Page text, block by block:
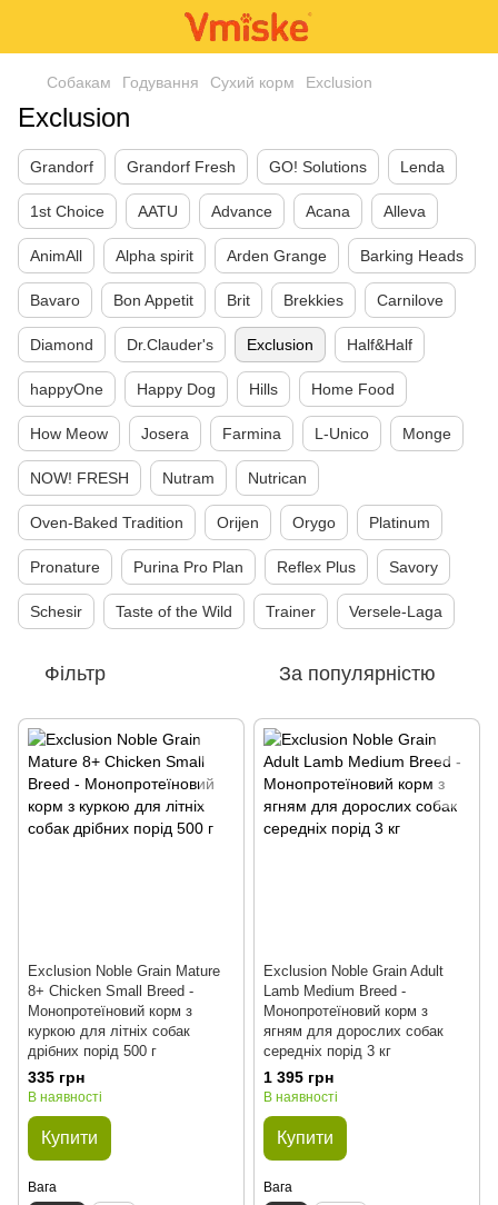
Собакам Годування Сухий корм Exclusion
Exclusion
Grandorf Grandorf Fresh GO! Solutions Lenda
1st Choice AATU Advance Acana Alleva
AnimAll Alpha spirit Arden Grange Barking Heads
Bavaro Bon Appetit Brit Brekkies Carnilove
Diamond Dr.Clauder's Exclusion Half&Half
happyOne Happy Dog Hills Home Food
How Meow Josera Farmina L-Unico Monge
NOW! FRESH Nutram Nutrican
Oven-Baked Tradition Orijen Orygo Platinum
Pronature Purina Pro Plan Reflex Plus Savory
Schesir Taste of the Wild Trainer Versele-Laga
Фільтр За популярністю
Exclusion Noble Grain Mature
8+ Chiсken Small Breed -
Монопротеїновий корм з
куркою для літніх собак
дрібних порід 500 г
335 грн
В наявності
Купити
Вага
Exclusion Noble Grain Adult
Lamb Medium Breed -
Монопротеїновий корм з
ягням для дорослих собак
середніх порід 3 кг
1 395 грн
В наявності
Купити
Вага